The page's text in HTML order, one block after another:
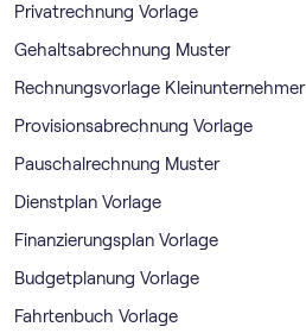
Privatrechnung Vorlage
Gehaltsabrechnung Muster
Rechnungsvorlage Kleinunternehmer
Provisionsabrechnung Vorlage
Pauschalrechnung Muster
Dienstplan Vorlage
Finanzierungsplan Vorlage
Budgetplanung Vorlage
Fahrtenbuch Vorlage